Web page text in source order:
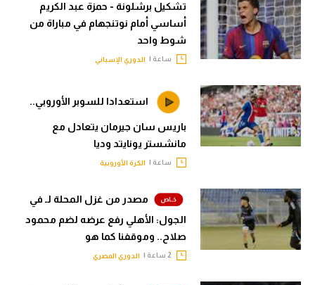
تشكيل برشلونة - حمزة عبد الكريم
أساسي أمام نوتنجهام في مباراة من
شوط واحد
ساعة | الدوري الإسباني
استعدادا للسوبر الأوروبي..
باريس سان جيرمان يتعادل مع
مانشستر يونايتد وديا
ساعة | الكرة الأوروبية
مصدر من غزل المحلة لـ في
الجول: الأهلي رفع عرضه لضم محمود
صلاح.. وموقفنا كما هو
الدوري المصري